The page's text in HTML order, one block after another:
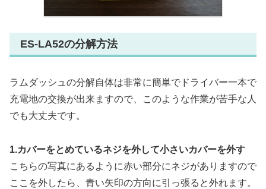
ES-LA52の分解方法
ラムダッシュの分解自体は非常に簡単でドライバー一本で
充電地の交換が出来ますので、このような作業が苦手な人
でも大丈夫です。
1.カバーをとめているネジを外して小さいカバーを外す
こちらの写真にあるように赤い部分にネジがありますので
ここを外したら、青い矢印の方向に引っ張ると外れます。